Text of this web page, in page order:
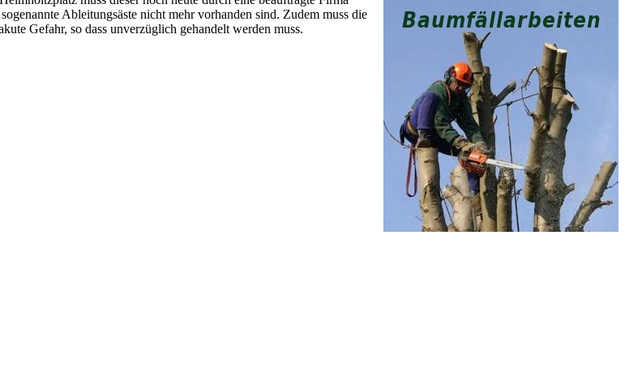
Ableitungsäste nicht mehr vorhanden sind. Zudem muss die
Gefahr, so dass unverzüglich gehandelt werden muss.